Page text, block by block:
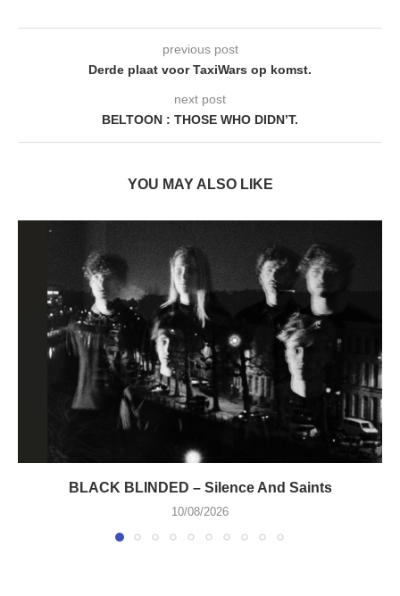
previous post
Derde plaat voor TaxiWars op komst.
next post
BELTOON : THOSE WHO DIDN’T.
YOU MAY ALSO LIKE
BLACK BLINDED – Silence And Saints
10/08/2026